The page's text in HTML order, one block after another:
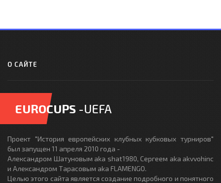
О САЙТЕ
EUROCUPS -UEFA
Проект "История европейских клубных кубковых турниров"
был запущен 11 апреля 2010 года -
Александром Шатуновым aka shat1980, Сергеем aka akvvohinc
и Александром Тарасовым aka FLAMENGO.
Целью этого сайта является создание подробного и понятного